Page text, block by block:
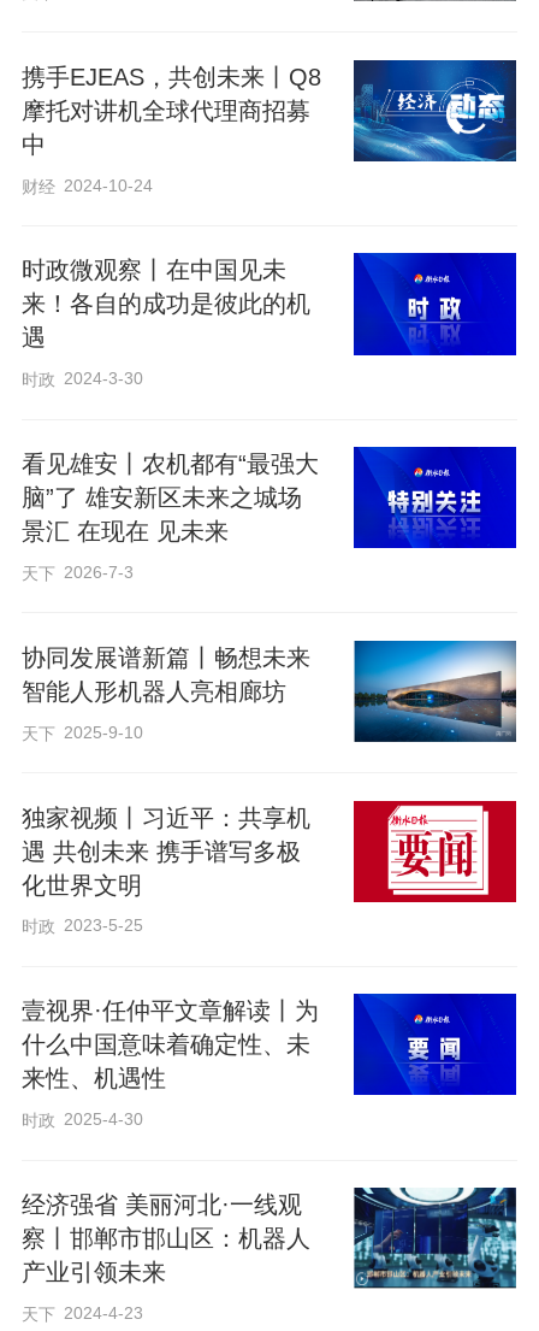
携手EJEAS，共创未来丨Q8
摩托对讲机全球代理商招募
中
财经 2024-10-24
时政微观察丨在中国见未
来！各自的成功是彼此的机
遇
时政 2024-3-30
看见雄安丨农机都有“最强大
脑”了 雄安新区未来之城场
景汇 在现在 见未来
天下 2026-7-3
协同发展谱新篇丨畅想未来
智能人形机器人亮相廊坊
天下 2025-9-10
独家视频丨习近平：共享机
遇 共创未来 携手谱写多极
化世界文明
时政 2023-5-25
壹视界·任仲平文章解读丨为
什么中国意味着确定性、未
来性、机遇性
时政 2025-4-30
经济强省 美丽河北·一线观
察丨邯郸市邯山区：机器人
产业引领未来
天下 2024-4-23